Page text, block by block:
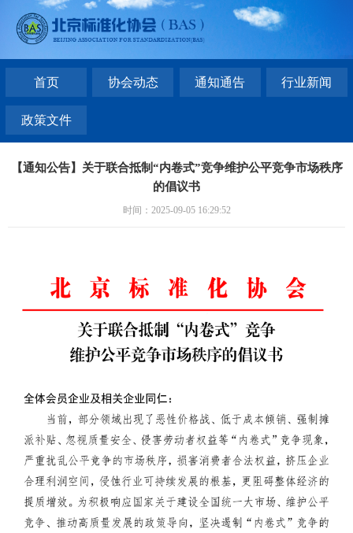
首页 协会动态 通知通告 行业新闻
政策文件
【通知公告】关于联合抵制“内卷式”竞争维护公平竞争市场秩序
的倡议书
时间：2025-09-05 16:29:52